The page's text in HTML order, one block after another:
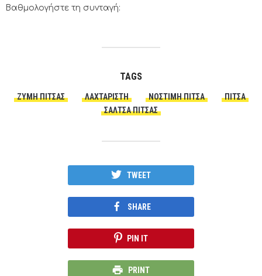
Βαθμολογήστε τη συνταγή:
TAGS
ΖΎΜΗ ΠΊΤΣΑΣ ΛΑΧΤΑΡΙΣΤΉ ΝΌΣΤΙΜΗ ΠΊΤΣΑ
ΠΙΤΣΑ
ΣΆΛΤΣΑ ΠΊΤΣΑΣ
TWEET
SHARE
PIN IT
PRINT